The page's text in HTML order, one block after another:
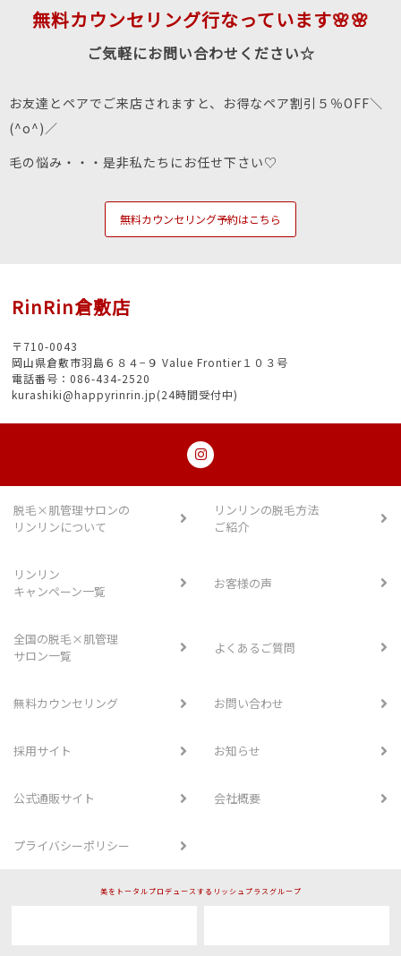
無料カウンセリング行なっています🌸🌸
ご気軽にお問い合わせください☆
お友達とペアでご来店されますと、お得なペア割引５％OFF＼
(^o^)／
毛の悩み・・・是非私たちにお任せ下さい♡
無料カウンセリング予約はこちら
RinRin倉敷店
〒710-0043
岡山県倉敷市羽島６８４−９ Value Frontier１０３号
電話番号：086-434-2520
kurashiki@happyrinrin.jp(24時間受付中)
脱毛×肌管理サロンの
リンリンについて
リンリンの脱毛方法
ご紹介
リンリン
キャンペーン一覧
お客様の声
全国の脱毛×肌管理
サロン一覧
よくあるご質問
無料カウンセリング お問い合わせ
採用サイト お知らせ
公式通販サイト 会社概要
プライバシーポリシー
美をトータルプロデュースするリッシュプラスグループ